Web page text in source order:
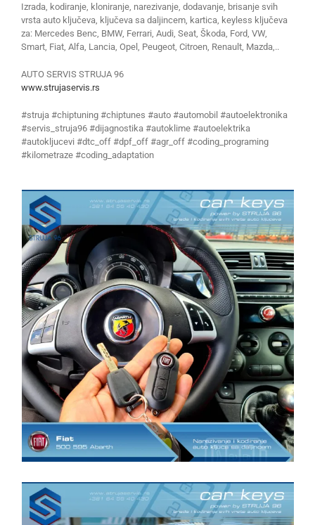
Izrada, kodiranje, kloniranje, narezivanje, dodavanje, brisanje svih
vrsta auto ključeva, ključeva sa daljincem, kartica, keyless ključeva
za: Mercedes Benc, BMW, Ferrari, Audi, Seat, Škoda, Ford, VW,
Smart, Fiat, Alfa, Lancia, Opel, Peugeot, Citroen, Renault, Mazda,..
AUTO SERVIS STRUJA 96
www.strujaservis.rs
#struja #chiptuning #chiptunes #auto #automobil #autoelektronika
#servis_struja96 #dijagnostika #autoklime #autoelektrika
#autokljucevi #dtc_off #dpf_off #agr_off #coding_programing
#kilometraze #coding_adaptation